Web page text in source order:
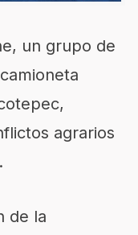
un grupo de
agrarios
de la